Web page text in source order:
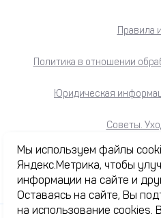
Правила
Политика в отношении
Юридическая
Советы.
Каталог
Мы используем файлы
Яндекс.Метрика, чтобы
информации на сайте и
Оставаясь на сайте, Вы
на использование cookies.